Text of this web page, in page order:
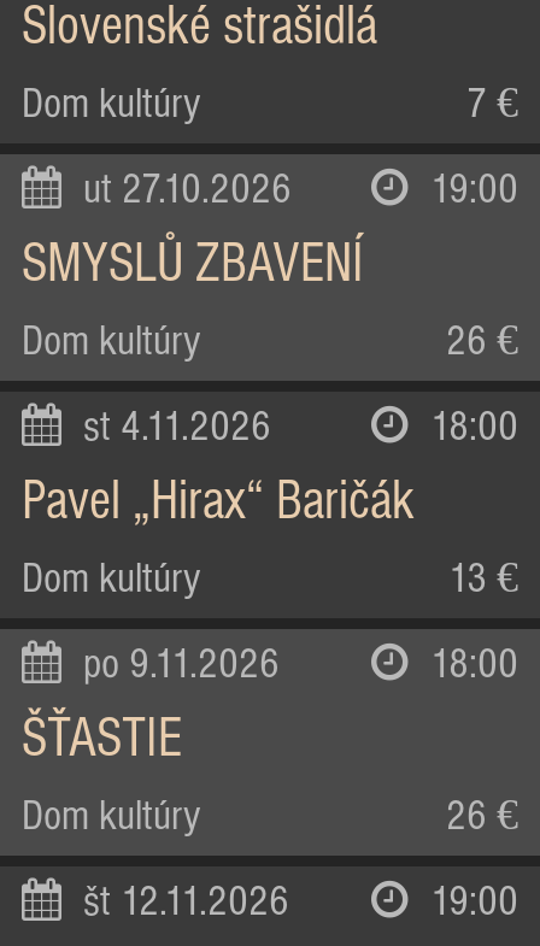
Slovenské strašidlá
Dom kultúry 7 €
ut 27.10.2026 19:00
SMYSLŮ ZBAVENÍ
Dom kultúry 26 €
st 4.11.2026 18:00
Pavel „Hirax“ Baričák
Dom kultúry 13 €
po 9.11.2026 18:00
ŠŤASTIE
Dom kultúry 26 €
št 12.11.2026 19:00